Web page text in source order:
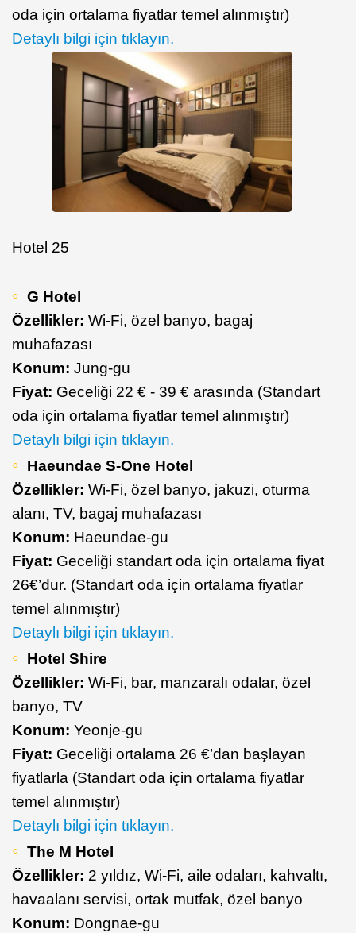
oda için ortalama fiyatlar temel alınmıştır)
Detaylı bilgi için tıklayın.
Hotel 25
G Hotel
Özellikler: Wi-Fi, özel banyo, bagaj
muhafazası
Konum: Jung-gu
Fiyat: Geceliği 22 € - 39 € arasında (Standart
oda için ortalama fiyatlar temel alınmıştır)
Detaylı bilgi için tıklayın.
Haeundae S-One Hotel
Özellikler: Wi-Fi, özel banyo, jakuzi, oturma
alanı, TV, bagaj muhafazası
Konum: Haeundae-gu
Fiyat: Geceliği standart oda için ortalama fiyat
26€’dur. (Standart oda için ortalama fiyatlar
temel alınmıştır)
Detaylı bilgi için tıklayın.
Hotel Shire
Özellikler: Wi-Fi, bar, manzaralı odalar, özel
banyo, TV
Konum: Yeonje-gu
Fiyat: Geceliği ortalama 26 €’dan başlayan
fiyatlarla (Standart oda için ortalama fiyatlar
temel alınmıştır)
Detaylı bilgi için tıklayın.
The M Hotel
Özellikler: 2 yıldız, Wi-Fi, aile odaları, kahvaltı,
havaalanı servisi, ortak mutfak, özel banyo
Konum: Dongnae-gu